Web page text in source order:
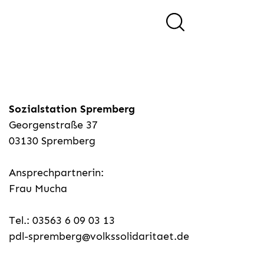
Sozialstation Spremberg
Georgenstraße 37
03130 Spremberg
Ansprechpartnerin:
Frau Mucha
Tel.: 03563 6 09 03 13
pdl-spremberg@volkssolidaritaet.de